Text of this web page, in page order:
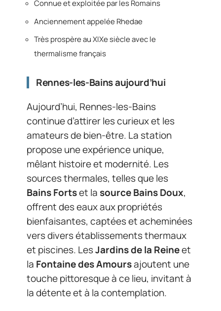
Connue et exploitée par les Romains
Anciennement appelée Rhedae
Très prospère au XIXe siècle avec le
thermalisme français
Rennes-les-Bains aujourd’hui
Aujourd’hui, Rennes-les-Bains
continue d’attirer les curieux et les
amateurs de bien-être. La station
propose une expérience unique,
mêlant histoire et modernité. Les
sources thermales, telles que les
Bains Fortset la source Bains Doux,
offrent des eaux aux propriétés
bienfaisantes, captées et acheminées
vers divers établissements thermaux
et piscines. LesJardins de la Reineet
la Fontaine des Amoursajoutent une
touche pittoresque à ce lieu, invitant à
la détente et à la contemplation.